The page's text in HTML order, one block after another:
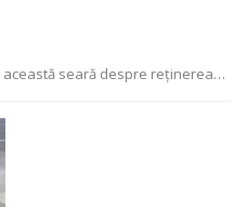
această seară despre reținerea…